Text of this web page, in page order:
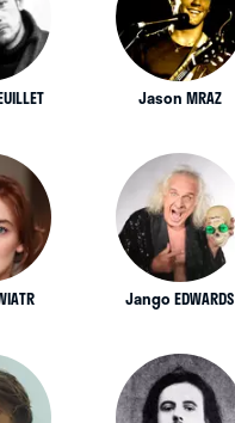
Jason MRAZ
Jango EDWARDS